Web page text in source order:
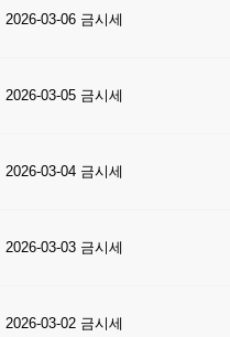
2026-03-06 금시세
2026-03-05 금시세
2026-03-04 금시세
2026-03-03 금시세
2026-03-02 금시세